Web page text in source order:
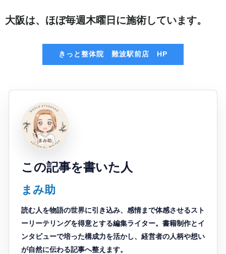
大阪は、ほぼ毎週木曜日に施術しています。
きっと整体院 難波駅前店 HP
この記事を書いた人
まみ助
読む人を物語の世界に引き込み、感情まで体感させるスト
ーリーテリングを得意とする編集ライター。書籍制作とイ
ンタビューで培った構成力を活かし、経営者の人柄や想い
が自然に伝わる記事へ整えます。